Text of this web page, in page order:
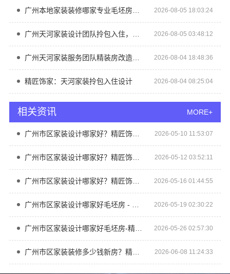
2026-08-05 18:03:24
2026-08-05 03:48:12
广州天河家装服务团队精装房改造精匠饰家专业团队 2026-08-04 18:48:36
精匠饰家：天河家装拎包入住设计 2026-08-04 08:25:04
相关资讯 MORE+
广州市区家装设计哪家好？精匠饰家（广州）家居建材 2026-05-10 11:53:07
广州市区家装设计哪家好？精匠饰家（广州）家居建材 2026-05-12 03:52:11
广州市区家装设计哪家好？精匠饰家（广州）家居建材 2026-05-16 01:44:55
广州市区家装设计哪家好毛坯房 - 精匠饰家（广州）家居建材有限公司 2026-05-19 02:30:22
广州市区家装设计哪家好毛坯房-精匠饰家 2026-05-26 02:57:30
广州市区家装装修多少钱新房？精匠饰家性价比高 2026-06-08 11:24:33